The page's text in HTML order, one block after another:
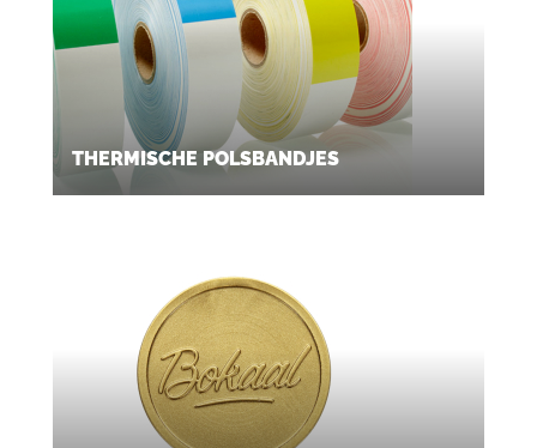
THERMISCHE POLSBANDJES